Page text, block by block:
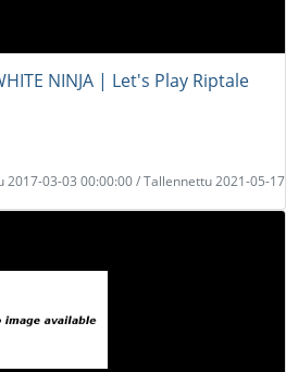
NINJA | Let's Play Riptale
2017-03-03 00:00:00 / Tallennettu 2021-05-17